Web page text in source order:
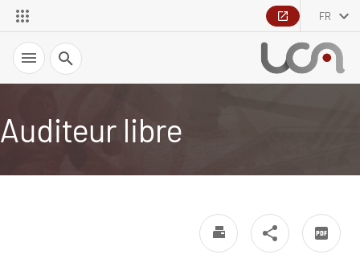
FR
Recherche
Auditeur libre